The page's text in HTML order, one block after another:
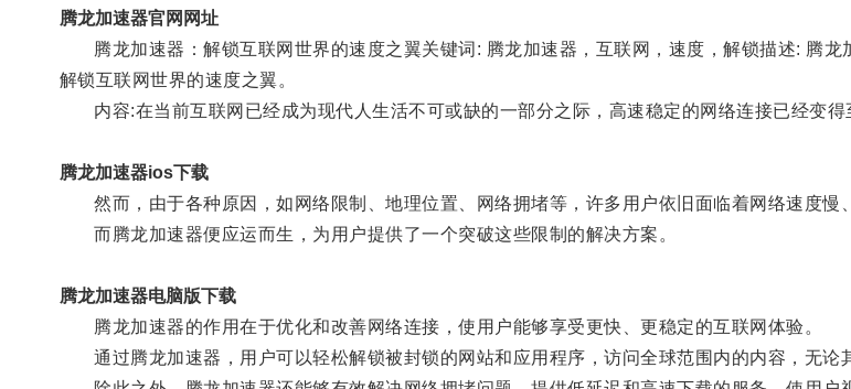
腾龙加速器官网网址
腾龙加速器：解锁互联网世界的速度之翼关键词: 腾龙加速器，互联网，速度，解锁描述: 腾龙
解锁互联网世界的速度之翼。
内容:在当前互联网已经成为现代人生活不可或缺的一部分之际，高速稳定的网络连接已经变得
腾龙加速器ios下载
然而，由于各种原因，如网络限制、地理位置、网络拥堵等，许多用户依旧面临着网络速度慢
而腾龙加速器便应运而生，为用户提供了一个突破这些限制的解决方案。
腾龙加速器电脑版下载
腾龙加速器的作用在于优化和改善网络连接，使用户能够享受更快、更稳定的互联网体验。
通过腾龙加速器，用户可以轻松解锁被封锁的网站和应用程序，访问全球范围内的内容，无论